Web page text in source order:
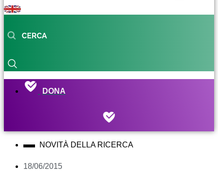
DONA
NOVITÀ DELLA RICERCA
18/06/2015